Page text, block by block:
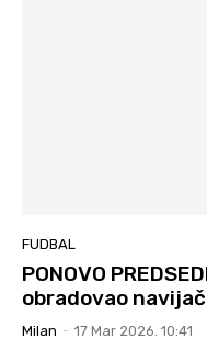
FUDBAL
PONOVO
obradovao
Milan - 17 Mar 2026. 10:41